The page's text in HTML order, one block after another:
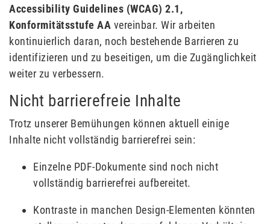
Accessibility Guidelines (WCAG) 2.1,
Konformitätsstufe AA vereinbar. Wir arbeiten
kontinuierlich daran, noch bestehende Barrieren zu
identifizieren und zu beseitigen, um die Zugänglichkeit
weiter zu verbessern.
Nicht barrierefreie Inhalte
Trotz unserer Bemühungen können aktuell einige
Inhalte nicht vollständig barrierefrei sein:
Einzelne PDF-Dokumente sind noch nicht
vollständig barrierefrei aufbereitet.
Kontraste in manchen Design-Elementen könnten